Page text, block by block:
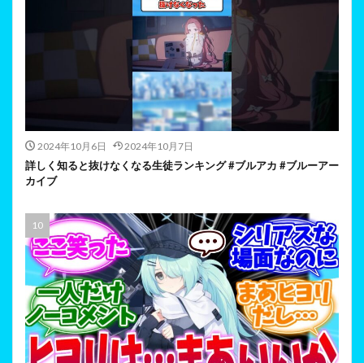
2024年10月6日 2024年10月7日
詳しく知ると抜けなくなる生徒ランキング #ブルアカ #ブルーアー
カイブ